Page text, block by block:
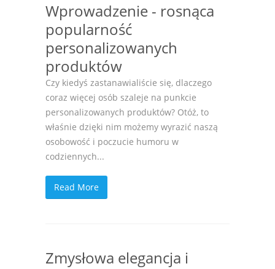
Wprowadzenie - rosnąca
popularność
personalizowanych
produktów
Czy kiedyś zastanawialiście się, dlaczego
coraz więcej osób szaleje na punkcie
personalizowanych produktów? Otóż, to
właśnie dzięki nim możemy wyrazić naszą
osobowość i poczucie humoru w
codziennych...
Read More
Zmysłowa elegancja i